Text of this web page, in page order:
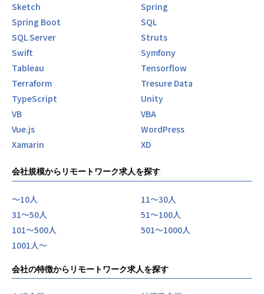
Sketch
Spring
Spring Boot
SQL
SQL Server
Struts
Swift
Symfony
Tableau
Tensorflow
Terraform
Tresure Data
TypeScript
Unity
VB
VBA
Vue.js
WordPress
Xamarin
XD
会社規模からリモートワーク求人を探す
〜10人
11〜30人
31〜50人
51〜100人
101〜500人
501〜1000人
1001人〜
会社の特徴からリモートワーク求人を探す